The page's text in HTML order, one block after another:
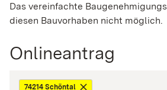
Das vereinfachte
diesen Bauvorhaben nicht möglich.
Onlineantrag
74214 Schöntal